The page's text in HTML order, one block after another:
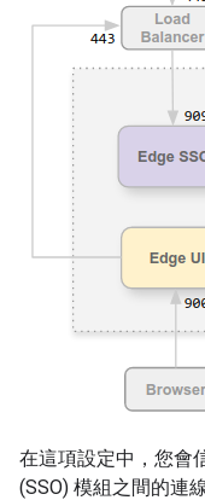
在這項設定中，您會
(SSO) 模組之間的連